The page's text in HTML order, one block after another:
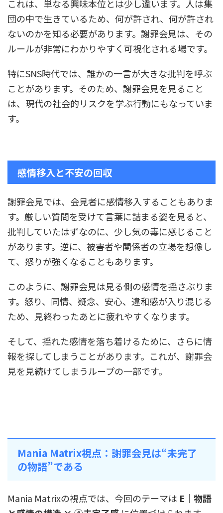
これは、単なる興味本位とは少し違います。人は集
団の中で生きているため、何が許され、何が許され
ないのかを知る必要があります。謝罪会見は、その
ルールが非常にわかりやすく可視化される場です。
特にSNS時代では、誰かの一言が大きな批判を呼ぶ
ことがあります。そのため、謝罪会見を見ること
は、現代の社会的リスクを学ぶ行動にもなっていま
す。
感情移入と不安の回収
謝罪会見では、会見者に感情移入することもありま
す。厳しい質問を受けて言葉に詰まる姿を見ると、
批判していたはずなのに、少し気の毒に感じること
があります。逆に、被害者や関係者の立場を想像し
て、怒りが強くなることもあります。
このように、謝罪会見は見る側の感情を揺さぶりま
す。怒り、同情、疑念、安心、違和感が入り混じる
ため、見終わったあとに疲れやすくなります。
そして、揺れた感情を落ち着けるために、さらに情
報を探してしまうことがあります。これが、謝罪会
見を見続けてしまうループの一部です。
Mania Matrix視点：謝罪会見は“未完了
の物語”である
Mania Matrixの視点では、今回のテーマは E｜物語